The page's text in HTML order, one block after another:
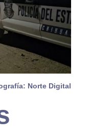
Norte Digital